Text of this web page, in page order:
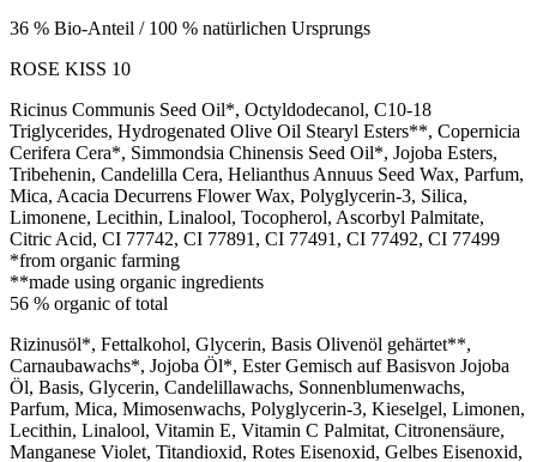
36 % Bio-Anteil / 100 % natürlichen Ursprungs
ROSE KISS 10
Ricinus Communis Seed Oil*, Octyldodecanol, C10-18
Triglycerides, Hydrogenated Olive Oil Stearyl Esters**, Copernicia
Cerifera Cera*, Simmondsia Chinensis Seed Oil*, Jojoba Esters,
Tribehenin, Candelilla Cera, Helianthus Annuus Seed Wax, Parfum,
Mica, Acacia Decurrens Flower Wax, Polyglycerin-3, Silica,
Limonene, Lecithin, Linalool, Tocopherol, Ascorbyl Palmitate,
Citric Acid, CI 77742, CI 77891, CI 77491, CI 77492, CI 77499
*from organic farming
**made using organic ingredients
56 % organic of total
Rizinusöl*, Fettalkohol, Glycerin, Basis Olivenöl gehärtet**,
Carnaubawachs*, Jojoba Öl*, Ester Gemisch auf Basisvon Jojoba
Öl, Basis, Glycerin, Candelillawachs, Sonnenblumenwachs,
Parfum, Mica, Mimosenwachs, Polyglycerin-3, Kieselgel, Limonen,
Lecithin, Linalool, Vitamin E, Vitamin C Palmitat, Citronensäure,
Manganese Violet, Titandioxid, Rotes Eisenoxid, Gelbes Eisenoxid,